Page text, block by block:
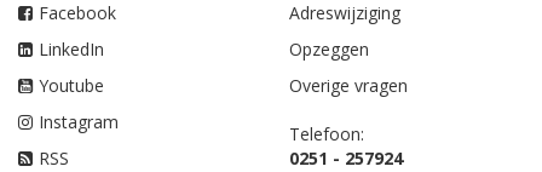
Facebook
LinkedIn
Youtube
Instagram
RSS
Adreswijziging
Opzeggen
Overige vragen
Telefoon:
0251 - 257924